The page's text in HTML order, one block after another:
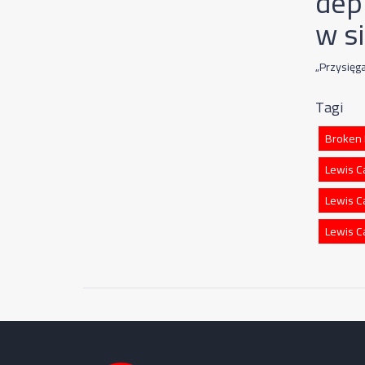
w
Tagi
Broken
Lewis
Lewis
Lewis